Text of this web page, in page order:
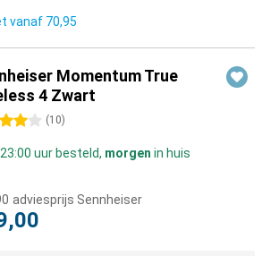
vanaf 70,95
Momentum True
4 Zwart
(10)
uur besteld, morgen in huis
adviesprijs Sennheiser